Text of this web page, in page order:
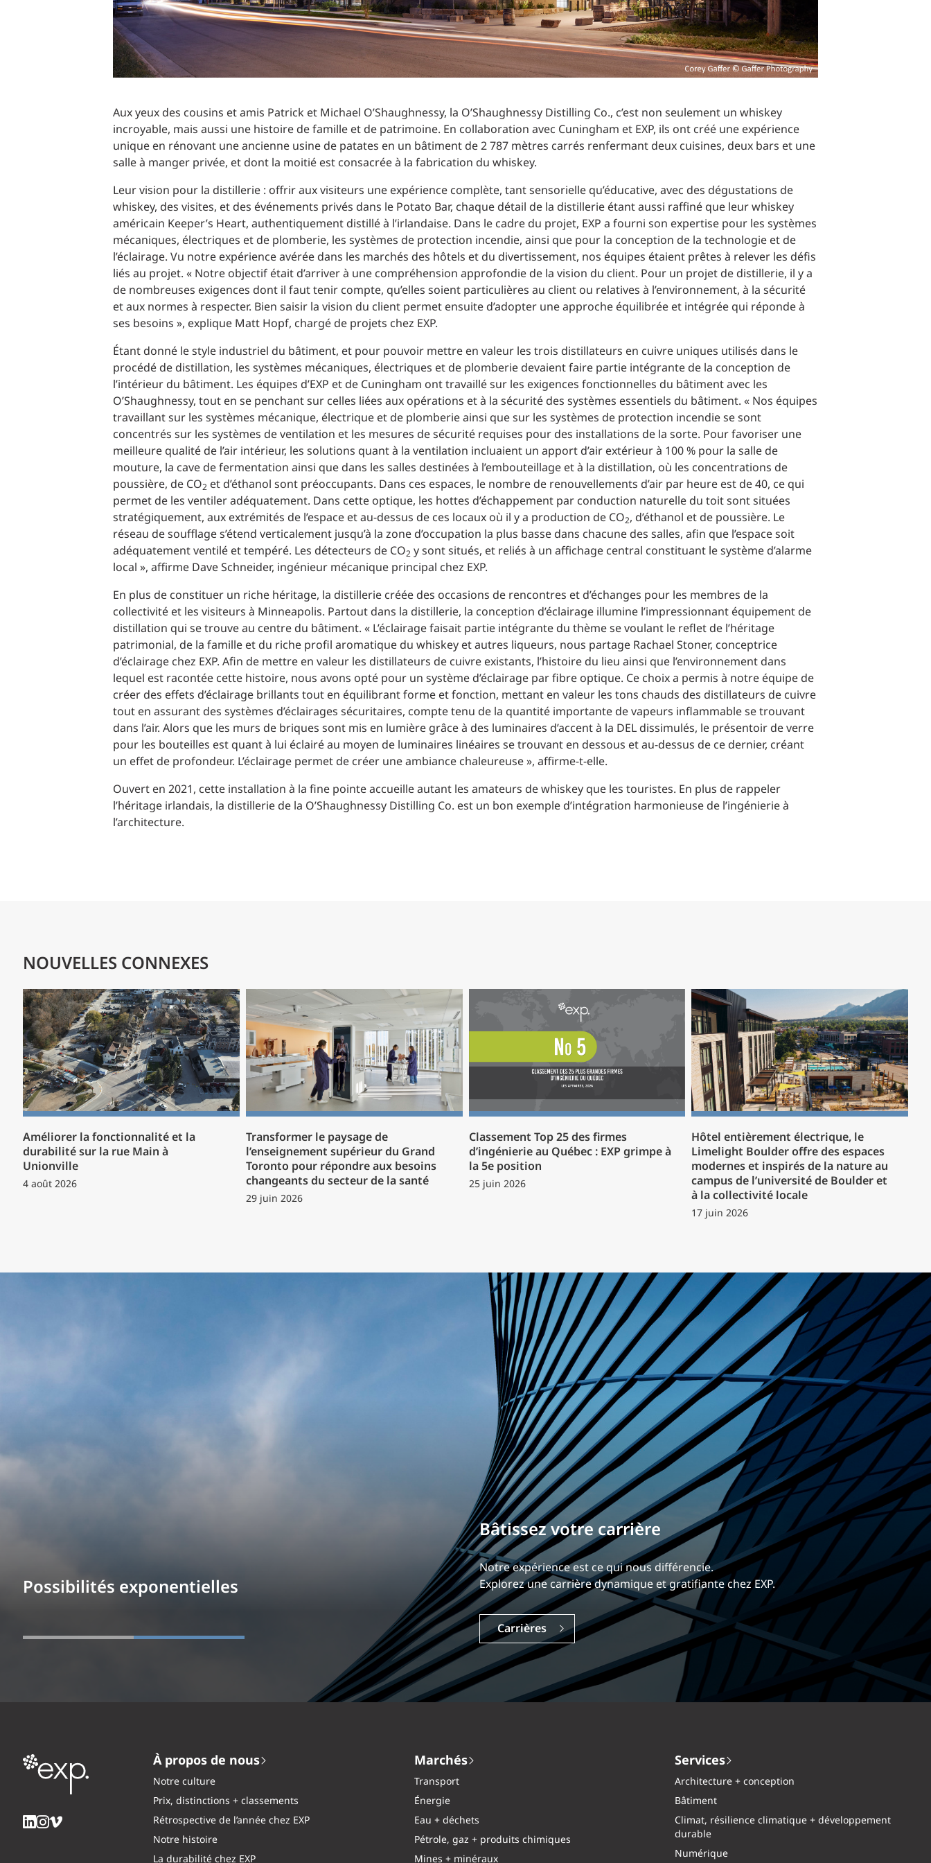
Aux yeux des cousins et amis Patrick et Michael O’Shaughnessy, la O’Shaughnessy Distilling Co., c’est non seulement un whiskey
incroyable, mais aussi une histoire de famille et de patrimoine. En collaboration avec Cuningham et EXP, ils ont créé une expérience
unique en rénovant une ancienne usine de patates en un bâtiment de 2 787 mètres carrés renfermant deux cuisines, deux bars et une
salle à manger privée, et dont la moitié est consacrée à la fabrication du whiskey.
Leur vision pour la distillerie : offrir aux visiteurs une expérience complète, tant sensorielle qu’éducative, avec des dégustations de
whiskey, des visites, et des événements privés dans le Potato Bar, chaque détail de la distillerie étant aussi raffiné que leur whiskey
américain Keeper’s Heart, authentiquement distillé à l’irlandaise. Dans le cadre du projet, EXP a fourni son expertise pour les systèmes
mécaniques, électriques et de plomberie, les systèmes de protection incendie, ainsi que pour la conception de la technologie et de
l’éclairage. Vu notre expérience avérée dans les marchés des hôtels et du divertissement, nos équipes étaient prêtes à relever les défis
liés au projet. « Notre objectif était d’arriver à une compréhension approfondie de la vision du client. Pour un projet de distillerie, il y a
de nombreuses exigences dont il faut tenir compte, qu’elles soient particulières au client ou relatives à l’environnement, à la sécurité
et aux normes à respecter. Bien saisir la vision du client permet ensuite d’adopter une approche équilibrée et intégrée qui réponde à
ses besoins », explique Matt Hopf, chargé de projets chez EXP.
Étant donné le style industriel du bâtiment, et pour pouvoir mettre en valeur les trois distillateurs en cuivre uniques utilisés dans le
procédé de distillation, les systèmes mécaniques, électriques et de plomberie devaient faire partie intégrante de la conception de
l’intérieur du bâtiment. Les équipes d’EXP et de Cuningham ont travaillé sur les exigences fonctionnelles du bâtiment avec les
O’Shaughnessy, tout en se penchant sur celles liées aux opérations et à la sécurité des systèmes essentiels du bâtiment. « Nos équipes
travaillant sur les systèmes mécanique, électrique et de plomberie ainsi que sur les systèmes de protection incendie se sont
concentrés sur les systèmes de ventilation et les mesures de sécurité requises pour des installations de la sorte. Pour favoriser une
meilleure qualité de l’air intérieur, les solutions quant à la ventilation incluaient un apport d’air extérieur à 100 % pour la salle de
mouture, la cave de fermentation ainsi que dans les salles destinées à l’embouteillage et à la distillation, où les concentrations de
poussière, de CO2 et d’éthanol sont préoccupants. Dans ces espaces, le nombre de renouvellements d’air par heure est de 40, ce qui
permet de les ventiler adéquatement. Dans cette optique, les hottes d’échappement par conduction naturelle du toit sont situées
stratégiquement, aux extrémités de l’espace et au-dessus de ces locaux où il y a production de CO2, d’éthanol et de poussière. Le
réseau de soufflage s’étend verticalement jusqu’à la zone d’occupation la plus basse dans chacune des salles, afin que l’espace soit
adéquatement ventilé et tempéré. Les détecteurs de CO2 y sont situés, et reliés à un affichage central constituant le système d’alarme
local », affirme Dave Schneider, ingénieur mécanique principal chez EXP.
En plus de constituer un riche héritage, la distillerie créée des occasions de rencontres et d’échanges pour les membres de la
collectivité et les visiteurs à Minneapolis. Partout dans la distillerie, la conception d’éclairage illumine l’impressionnant équipement de
distillation qui se trouve au centre du bâtiment. « L’éclairage faisait partie intégrante du thème se voulant le reflet de l’héritage
patrimonial, de la famille et du riche profil aromatique du whiskey et autres liqueurs, nous partage Rachael Stoner, conceptrice
d’éclairage chez EXP. Afin de mettre en valeur les distillateurs de cuivre existants, l’histoire du lieu ainsi que l’environnement dans
lequel est racontée cette histoire, nous avons opté pour un système d’éclairage par fibre optique. Ce choix a permis à notre équipe de
créer des effets d’éclairage brillants tout en équilibrant forme et fonction, mettant en valeur les tons chauds des distillateurs de cuivre
tout en assurant des systèmes d’éclairages sécuritaires, compte tenu de la quantité importante de vapeurs inflammable se trouvant
dans l’air. Alors que les murs de briques sont mis en lumière grâce à des luminaires d’accent à la DEL dissimulés, le présentoir de verre
pour les bouteilles est quant à lui éclairé au moyen de luminaires linéaires se trouvant en dessous et au-dessus de ce dernier, créant
un effet de profondeur. L’éclairage permet de créer une ambiance chaleureuse », affirme-t-elle.
Ouvert en 2021, cette installation à la fine pointe accueille autant les amateurs de whiskey que les touristes. En plus de rappeler
l’héritage irlandais, la distillerie de la O’Shaughnessy Distilling Co. est un bon exemple d’intégration harmonieuse de l’ingénierie à
l’architecture.
NOUVELLES CONNEXES
Améliorer la fonctionnalité et la
durabilité sur la rue Main à
Unionville
4 août 2026
Transformer le paysage de
l’enseignement supérieur du Grand
Toronto pour répondre aux besoins
changeants du secteur de la santé
29 juin 2026
Classement Top 25 des firmes
d’ingénierie au Québec : EXP grimpe à
la 5e position
25 juin 2026
Hôtel entièrement électrique, le
Limelight Boulder offre des espaces
modernes et inspirés de la nature au
campus de l’université de Boulder et
à la collectivité locale
17 juin 2026
Possibilités exponentielles
Contactez-nous
Vous voulez en apprendre davantage ?
Explorons les possibilités ensemble.
Contactez-nous
Bâtissez votre carrière
Notre expérience est ce qui nous différencie.
Explorez une carrière dynamique et gratifiante chez EXP.
Carrières
À propos de nous
Notre culture
Prix, distinctions + classements
Rétrospective de l’année chez EXP
Notre histoire
La durabilité chez EXP
Marchés
Transport
Énergie
Eau + déchets
Pétrole, gaz + produits chimiques
Mines + minéraux
Services
Architecture + conception
Bâtiment
Climat, résilience climatique + développement
durable
Numérique